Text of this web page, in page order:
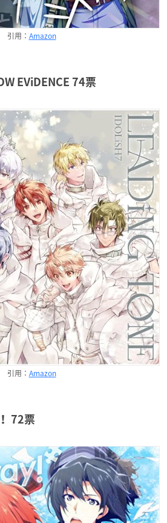
引用： Amazon
EViDENCE 74票
引用： Amazon
72票